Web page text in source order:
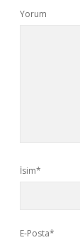
Yorum
İsim*
E-Posta*